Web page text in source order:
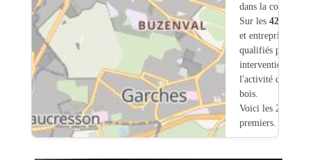
dans la commune.
Sur les 420
et entreprises
qualifiés pour une
intervention sur
l'activité
bois.
Voici les 20
premiers.